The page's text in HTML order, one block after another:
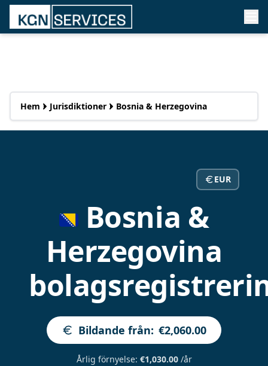
Hem Jurisdiktioner Bosnia & Herzegovina
EUR
Bosnia &
Herzegovina
Bildande från: €2,060.00
Årlig förnyelse: €1,030.00 /år